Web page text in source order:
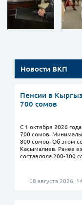
Новости ВКП
Пенсии в
700 сомов
С 1 октября 2026
700 сомов.
800 сомов. Об этом
Касымалиев. Ранее
составляла 200-300
08 августа 2026,